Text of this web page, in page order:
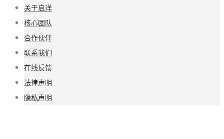
关于启洋
核心团队
合作伙伴
联系我们
在线反馈
法律声明
隐私声明